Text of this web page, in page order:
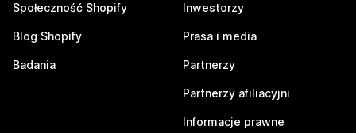
Społeczność Shopify
Blog Shopify
Badania
Inwestorzy
Prasa i media
Partnerzy
Partnerzy afiliacyjni
Informacje prawne